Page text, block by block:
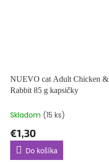
NUEVO cat Adult Chicken &
Rabbit 85 g kapsičky
Skladom (15 ks)
€1,30
Do košíka